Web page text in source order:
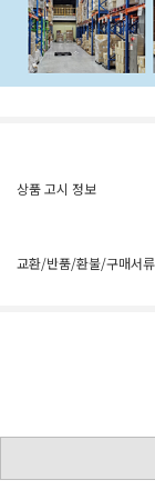
상품 고시 정보
교환/반품/환불/구매서류